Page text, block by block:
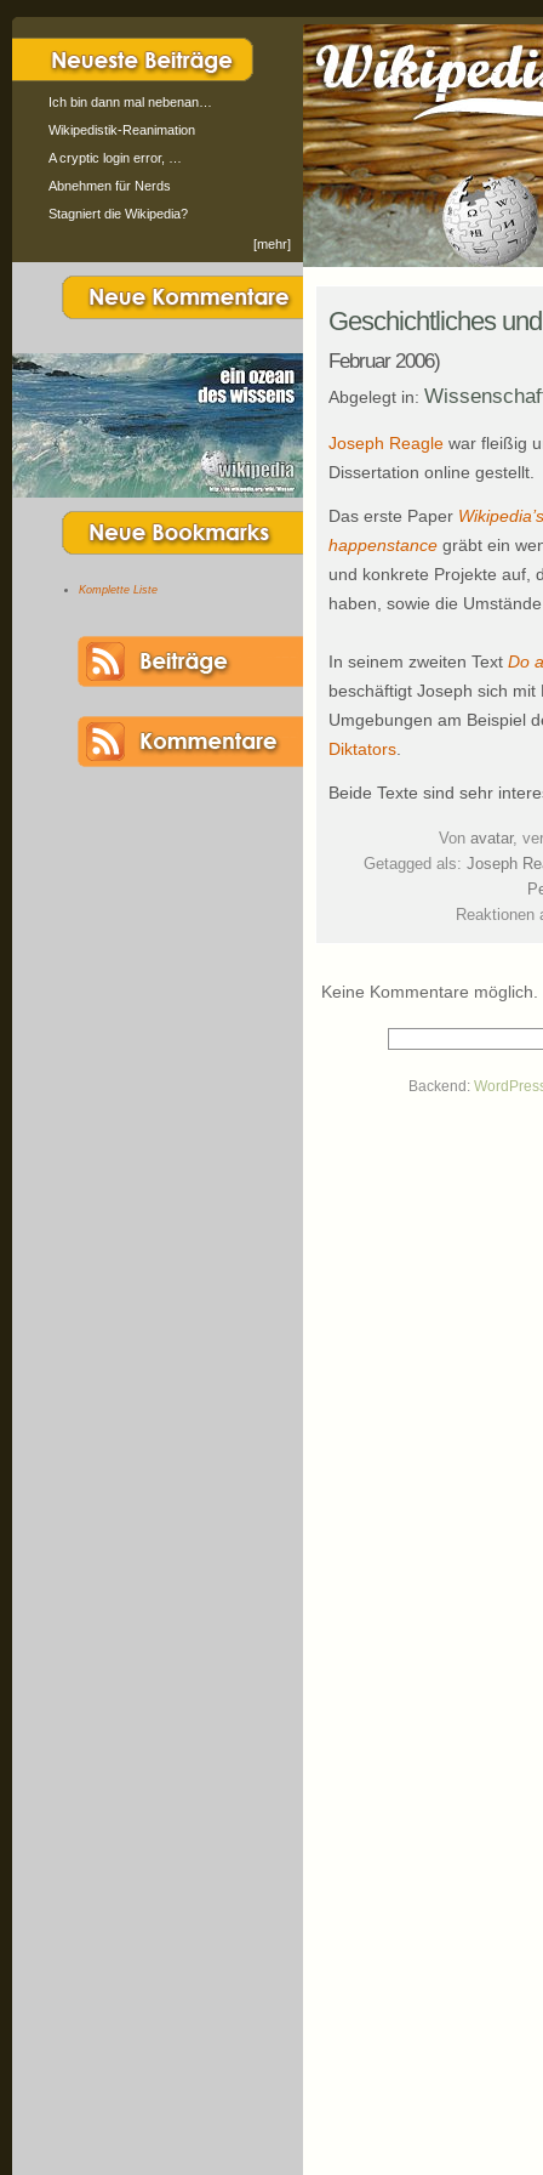
Ich bin dann mal nebenan…
Wikipedistik-Reanimation
A cryptic login error, …
Abnehmen für Nerds
Stagniert die Wikipedia?
[mehr]
Komplette Liste
Geschichtliches
Februar 2006)
Abgelegt in:
Joseph Reagle war fleißig
Dissertation online gestellt.
Das erste Paper
happenstance gräbt ein
und konkrete Projekte auf,
haben, sowie die
In seinem zweiten Text Do
beschäftigt Joseph sich
Umgebungen am Beispiel
Diktators
Beide Texte sind sehr
Von avatar,
Getagged als: Joseph
Keine Kommentare möglich.
Backend: